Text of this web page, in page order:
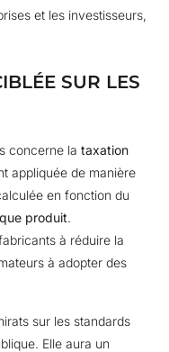
et les investisseurs,
SUR LES
concerne la taxation
appliquée de manière
en fonction du
produit.
à réduire la
à adopter des
sur les standards
Elle aura un